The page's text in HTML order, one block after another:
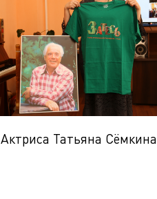
Актриса Татьяна Сёмкина